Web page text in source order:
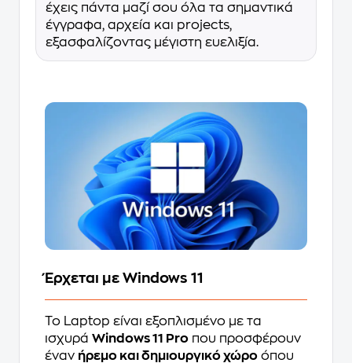
έχεις πάντα μαζί σου όλα τα σημαντικά
έγγραφα, αρχεία και projects,
εξασφαλίζοντας μέγιστη ευελιξία.
Έρχεται με Windows 11
Το Laptop είναι εξοπλισμένο με τα
ισχυρά Windows 11 Pro που προσφέρουν
έναν ήρεμο και δημιουργικό χώρο όπου